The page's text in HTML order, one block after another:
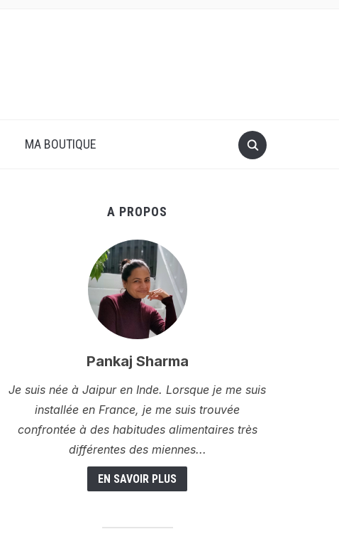
MA BOUTIQUE
A PROPOS
Pankaj Sharma
Je suis née à Jaipur en Inde. Lorsque je me suis
installée en France, je me suis trouvée
confrontée à des habitudes alimentaires très
différentes des miennes...
EN SAVOIR PLUS